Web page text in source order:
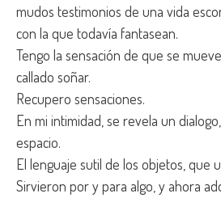
mudos testimonios de una vida
con la que todavía fantasean.
Tengo la sensación de que se
callado soñar.
Recupero sensaciones.
En mi intimidad, se revela un
espacio.
El lenguaje sutil de los objetos, que
Sirvieron por y para algo, y ahora